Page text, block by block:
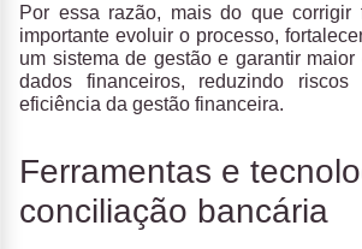
Por essa razão, mais do que corrigir
importante evoluir o processo,
um sistema de gestãoe garantir
dados financeiros, reduzindo riscos
eficiência da gestão financeira.
Ferramentas e
conciliação bancária